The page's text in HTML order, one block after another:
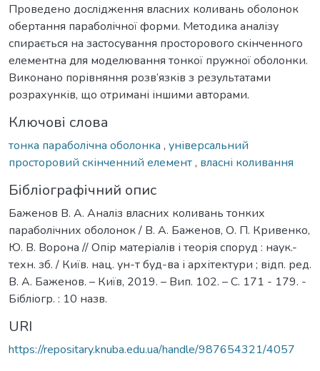
Проведено дослідження власних коливань оболонок
обертання параболічної форми. Методика аналізу
спирається на застосування просторового скінченного
елементна для моделювання тонкої пружної оболонки.
Виконано порівняння розв’язків з результатами
розрахунків, що отримані іншими авторами.
Ключові слова
тонка параболічна оболонка , універсальний
просторовий скінченний елемент, власні коливання
Бібліографічний опис
Баженов В. А. Аналіз власних коливань тонких
параболічних оболонок / В. А. Баженов, О. П. Кривенко,
Ю. В. Ворона // Опір матеріалів і теорія споруд : наук.-
техн. зб. / Київ. нац. ун-т буд-ва і архітектури ; відп. ред.
В. А. Баженов. – Київ, 2019. – Вип. 102. – С. 171 - 179. -
Бібліогр. : 10 назв.
URI
https://repositary.knuba.edu.ua/handle/987654321/4057